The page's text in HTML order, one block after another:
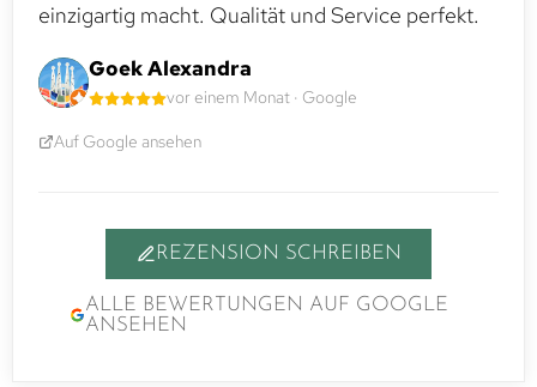
einzigartig macht. Qualität und Service perfekt.
Goek Alexandra
vor einem Monat · Google
Auf Google ansehen
REZENSION SCHREIBEN
ALLE BEWERTUNGEN AUF GOOGLE
ANSEHEN